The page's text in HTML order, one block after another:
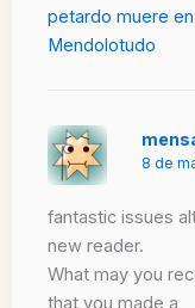
petardo muere en
Mendolotudo
8 de
fantastic issues
new reader.
What may you
that you made a